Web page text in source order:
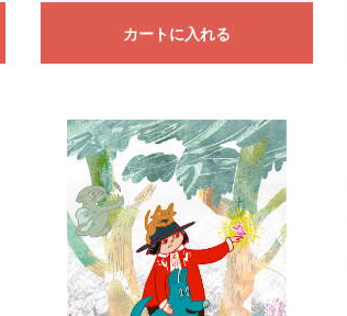
カートに入れる